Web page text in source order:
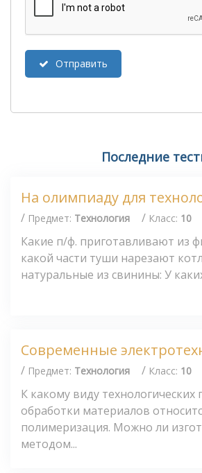
Отправить
Последние
На олимпиаду для
/ Предмет: Технология / Класс: 10
Какие п/ф. приготавливают из
какой части туши нарезают
натуральные из свинины: У
Современные
/ Предмет: Технология / Класс: 10
К какому виду технологических
обработки материалов
полимеризация. Можно ли
методом...